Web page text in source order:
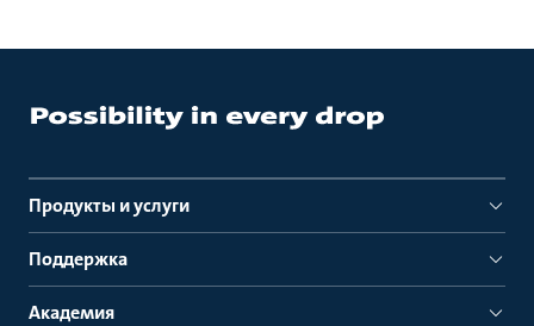
Продукты и услуги
Поддержка
Академия